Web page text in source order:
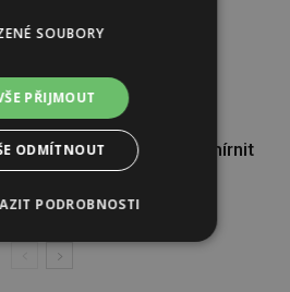
Návrat pleti do pohody
v ohrožení: tipy, jak zmírnit
atopický ekzém
SOUBORY
PŘIJMOUT
ODMÍTNOUT
PODROBNOSTI